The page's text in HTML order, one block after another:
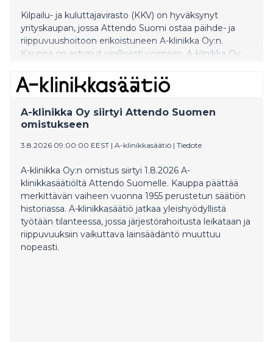
Kilpailu- ja kuluttajavirasto (KKV) on hyväksynyt
yrityskaupan, jossa Attendo Suomi ostaa päihde- ja
riippuvuushoitoon erikoistuneen A-klinikka Oy:n.
Kauppa on astunut virallisesti voimaan. A-klinikka Oy
palveluillaan.
A-klinikka Oy siirtyi Attendo Suomen
omistukseen
3.8.2026 09:00:00 EEST | A-klinikkasäätiö | Tiedote
A-klinikka Oy:n omistus siirtyi 1.8.2026 A-
klinikkasäätiöltä Attendo Suomelle. Kauppa päättää
merkittävän vaiheen vuonna 1955 perustetun säätiön
historiassa. A-klinikkasäätiö jatkaa yleishyödyllistä
työtään tilanteessa, jossa järjestörahoitusta leikataan ja
riippuvuuksiin vaikuttava lainsäädäntö muuttuu
nopeasti.